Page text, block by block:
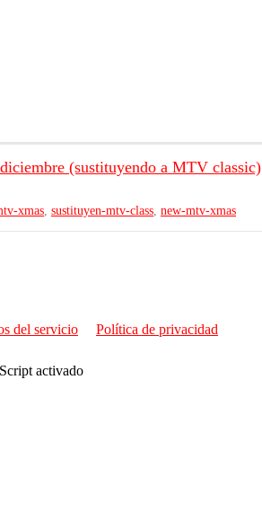
(sustituyendo a MTV classic)
xmas, sustituyen-mtv-class, new-mtv-xmas
del servicio Política de privacidad
activado